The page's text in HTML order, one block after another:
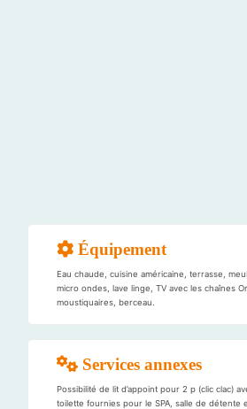
Équipement
Eau chaude, cuisine américaine, terrasse,
micro ondes, lave linge, TV avec les chaînes
moustiquaires, berceau.
Services annexes
Possibilité de lit d’appoint pour 2 p (clic clac)
toilette fournies pour le SPA, salle de détente